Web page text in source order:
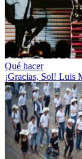
Qué hacer
¡Gracias, Sol! Luis